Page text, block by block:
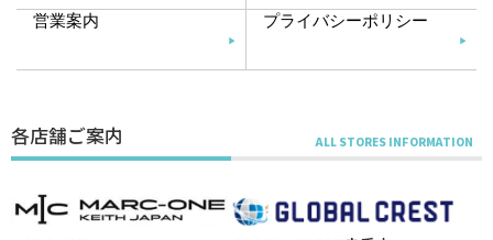
営業案内 プライバシーポリシー
各店舗ご案内